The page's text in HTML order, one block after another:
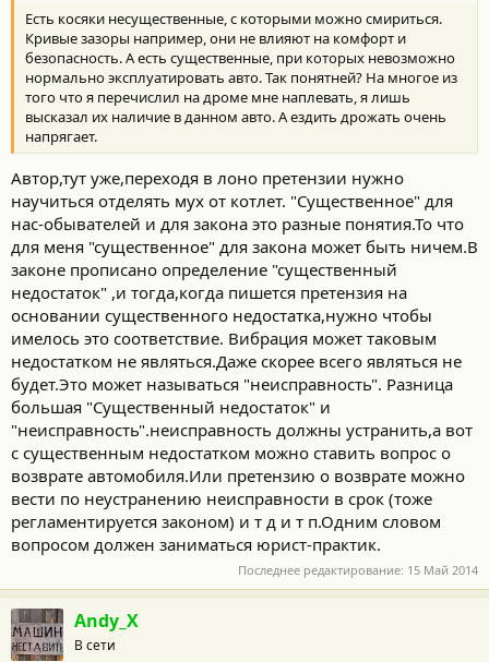
:
Есть косяки несущественные, с которыми можно смириться.
Кривые зазоры например, они не влияют на комфорт и
безопасность. А есть существенные, при которых невозможно
нормально эксплуатировать авто. Так понятней? На многое из
того что я перечислил на дроме мне наплевать, я лишь
высказал их наличие в данном авто. А ездить дрожать очень
напрягает.
Автор,тут уже,переходя в лоно претензии нужно
научиться отделять мух от котлет. "Существенное" для
нас-обывателей и для закона это разные понятия.То что
для меня "существенное" для закона может быть ничем.В
законе прописано определение "существенный
недостаток" ,и тогда,когда пишется претензия на
основании существенного недостатка,нужно чтобы
имелось это соответствие. Вибрация может таковым
недостатком не являться.Даже скорее всего являться не
будет.Это может называться "неисправность". Разница
большая "Существенный недостаток" и
"неисправность".неисправность должны устранить,а вот
с существенным недостатком можно ставить вопрос о
возврате автомобиля.Или претензию о возврате можно
вести по неустранению неисправности в срок (тоже
регламентируется законом) и т д и т п.Одним словом
вопросом должен заниматься юрист-практик.
Последнее редактирование: 15 Май 2014
Andy_X
В сети